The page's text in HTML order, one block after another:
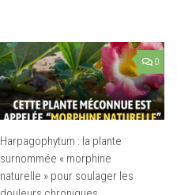
0
Harpagophytum : la plante
surnommée « morphine
naturelle » pour soulager les